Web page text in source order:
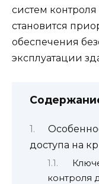
систем
становится
обеспечения
эксплуатации
доступа на
контроля